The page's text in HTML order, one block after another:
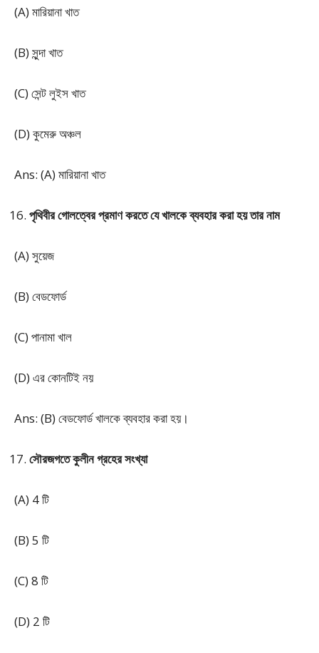
(A) মারিয়ানা খাত
(B) সুন্দা খাত
(C) সেন্ট লুইস খাত
(D) কুমেরু অঞ্চল
Ans: (A) মারিয়ানা খাত
পৃথিবীর গোলত্বের প্রমাণ করতে যে খালকে ব্যবহার করা হয় তার নাম
(A) সুয়েজ
(B) বেডফোর্ড
(C) পানামা খাল
(D) এর কোনটিই নয়
Ans: (B) বেডফোর্ড খালকে ব্যবহার করা হয়।
সৌরজগতে কুলীন গ্রহের সংখ্যা
(A) 4 টি
(B) 5 টি
(C) 8 টি
(D) 2 টি